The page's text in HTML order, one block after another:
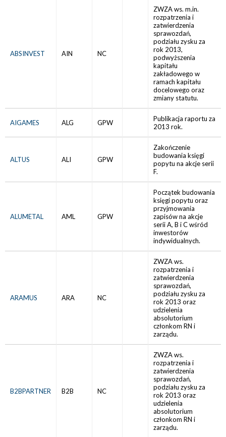
ABSINVEST AIN NC
ZWZA ws. m.in.
rozpatrzenia i
zatwierdzenia
sprawozdań,
podziału zysku za
rok 2013,
podwyższenia
kapitału
zakładowego w
ramach kapitału
docelowego oraz
zmiany statutu.
AIGAMES ALG GPW
Publikacja raportu za
2013 rok.
ALTUS ALI GPW
Zakończenie
budowania księgi
popytu na akcje serii
F.
ALUMETAL AML GPW
Początek budowania
księgi popytu oraz
przyjmowania
zapisów na akcje
serii A, B i C wśród
inwestorów
indywidualnych.
ARAMUS ARA NC
ZWZA ws.
rozpatrzenia i
zatwierdzenia
sprawozdań,
podziału zysku za
rok 2013 oraz
udzielenia
absolutorium
członkom RN i
zarządu.
B2BPARTNER B2B NC
ZWZA ws.
rozpatrzenia i
zatwierdzenia
sprawozdań,
podziału zysku za
rok 2013 oraz
udzielenia
absolutorium
członkom RN i
zarządu.